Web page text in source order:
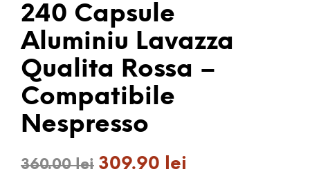
240 Capsule
Aluminiu Lavazza
Qualita Rossa –
Compatibile
Nespresso
360.00lei Prețul
309.90 lei